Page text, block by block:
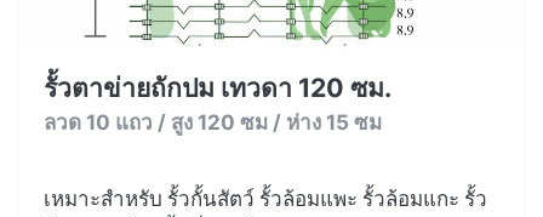
รั้วตาข่ายถักปม เทวดา 120 ซม.
ลวด 10 แถว / สูง 120 ซม / ห่าง 15 ซม
เหมาะสำหรับ รั้วกั้นสัตว์ รั้วล้อมแพะ รั้วล้อมแกะ รั้ว